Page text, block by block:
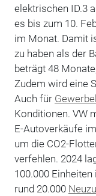
elektrischen ID.3
es bis zum 10.
im Monat. Damit
zu haben als der
beträgt 48
Zudem wird eine
Auch für
Konditionen. VW
E-Autoverkäufe
um die CO2-
verfehlen. 2024
100.000 Einheiten
rund 20.000